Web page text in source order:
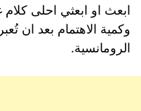
ابعث او ابعثي احلى
وكمية الاهتمام بعد ان
الرومانسية.